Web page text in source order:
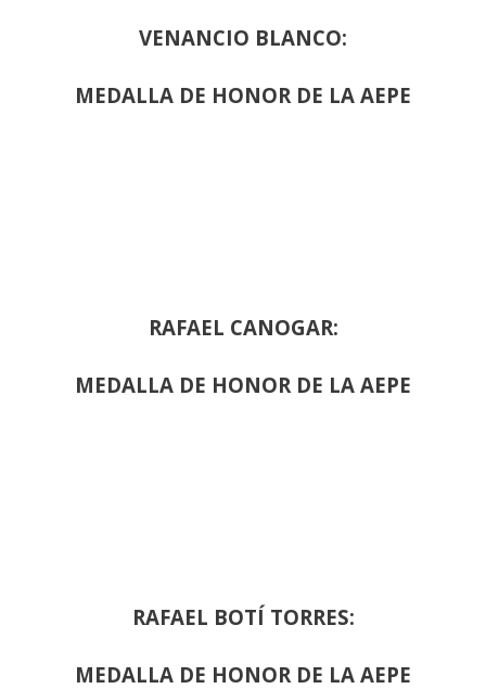
VENANCIO BLANCO:
MEDALLA DE HONOR DE LA AEPE
RAFAEL CANOGAR:
MEDALLA DE HONOR DE LA AEPE
RAFAEL BOTÍ TORRES:
MEDALLA DE HONOR DE LA AEPE